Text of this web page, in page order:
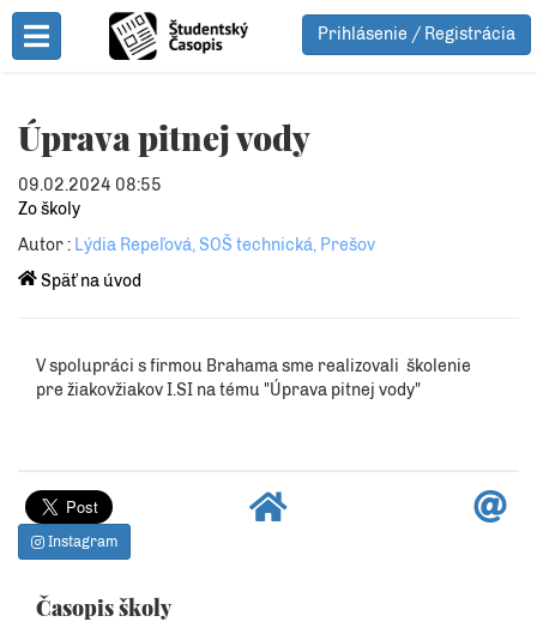
Toggle Menu
Prihlásenie / Registrácia
Úprava pitnej vody
09.02.2024 08:55
Zo školy
Autor : Lýdia Repeľová, SOŠ technická, Prešov
Späť na úvod
V spolupráci s firmou Brahama sme realizovali školenie
pre žiakovžiakov I.SI na tému "Úprava pitnej vody"
Instagram
Časopis školy